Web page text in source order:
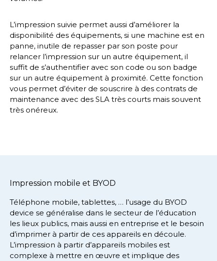
L’impression suivie permet aussi d’améliorer la
disponibilité des équipements, si une machine est en
panne, inutile de repasser par son poste pour
relancer l’impression sur un autre équipement, il
suffit de s’authentifier avec son code ou son badge
sur un autre équipement à proximité. Cette fonction
vous permet d’éviter de souscrire à des contrats de
maintenance avec des SLA très courts mais souvent
très onéreux.
Impression mobile et BYOD
Téléphone mobile, tablettes, … l’usage du BYOD
device se généralise dans le secteur de l’éducation
les lieux publics, mais aussi en entreprise et le besoin
d’imprimer à partir de ces appareils en découle.
L’impression à partir d’appareils mobiles est
complexe à mettre en œuvre et implique des